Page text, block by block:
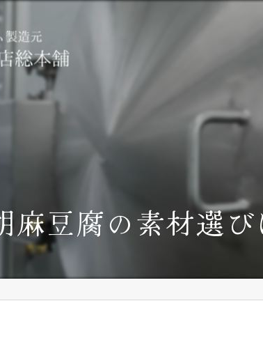
麻豆腐の素材選